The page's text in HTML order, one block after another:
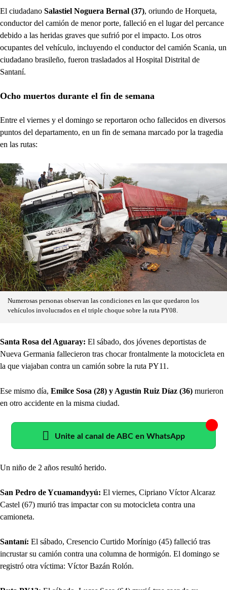
El ciudadano Salastiel Noguera Bernal (37), oriundo de Horqueta,
conductor del camión de menor porte, falleció en el lugar del percance
debido a las heridas graves que sufrió por el impacto. Los otros
ocupantes del vehículo, incluyendo el conductor del camión Scania, un
ciudadano brasileño, fueron trasladados al Hospital Distrital de
Santaní.
Ocho muertos durante el fin de semana
Entre el viernes y el domingo se reportaron ocho fallecidos en diversos
puntos del departamento, en un fin de semana marcado por la tragedia
en las rutas:
Numerosas personas observan las condiciones en las que quedaron los
vehículos involucrados en el triple choque sobre la ruta PY08.
Santa Rosa del Aguaray: El sábado, dos jóvenes deportistas de
Nueva Germania fallecieron tras chocar frontalmente la motocicleta en
la que viajaban contra un camión sobre la ruta PY11.
Ese mismo día, Emilce Sosa (28) y Agustín Ruiz Díaz (36) murieron
en otro accidente en la misma ciudad.
Unite al canal de ABC en WhatsApp
Un niño de 2 años resultó herido.
San Pedro de Ycuamandyyú: El viernes, Cipriano Víctor Alcaraz
Castel (67) murió tras impactar con su motocicleta contra una
camioneta.
Santaní: El sábado, Cresencio Curtido Morínigo (45) falleció tras
incrustar su camión contra una columna de hormigón. El domingo se
registró otra víctima: Víctor Bazán Rolón.